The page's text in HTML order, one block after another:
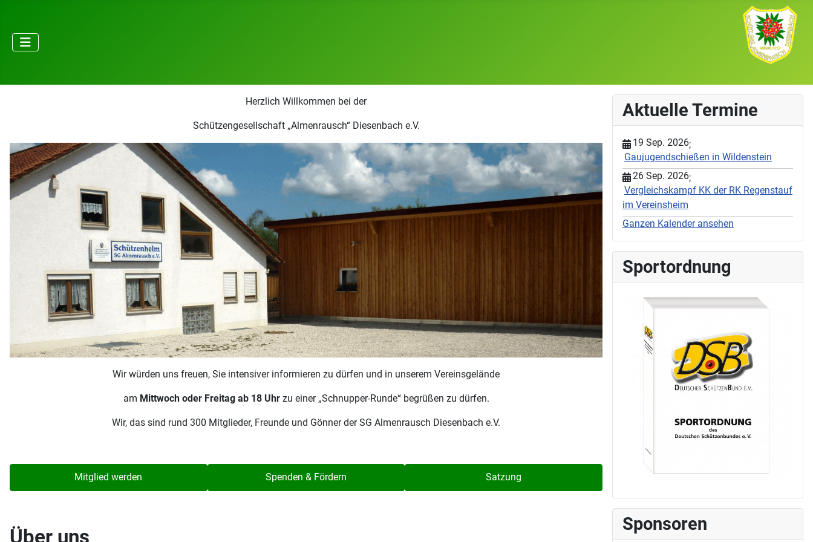
Herzlich Willkommen bei der
Schützengesellschaft „Almenrausch“ Diesenbach e.V.
Wir würden uns freuen, Sie intensiver informieren zu dürfen und in unserem Vereinsgelände
am Mittwoch oder Freitag ab 18 Uhrzu einer „Schnupper-Runde“ begrüßen zu dürfen.
Wir, das sind rund 300 Mitglieder, Freunde und Gönner der SG Almenrausch Diesenbach e.V.
Mitglied werden Spenden & Fördern Satzung
Über uns
Aktuelle Termine
19 Sep. 2026;
Gaujugendschießen in Wildenstein
26 Sep. 2026;
Vergleichskampf KK der RK Regenstauf
im Vereinsheim
Ganzen Kalender ansehen
Sportordnung
Sponsoren